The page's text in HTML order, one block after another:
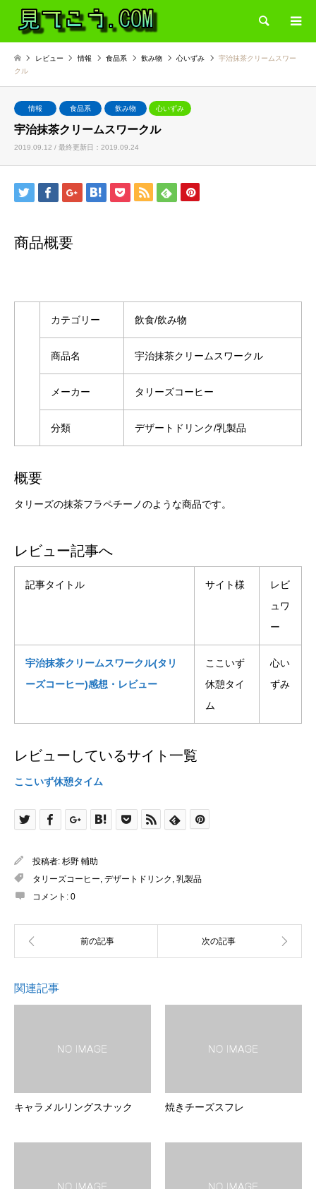
検索
レビュー 情報 食品系 飲み物 心いずみ
宇治抹茶クリームスワー
クル
情報 食品系 飲み物 心いずみ
宇治抹茶クリームスワークル
2019.09.12 / 最終更新日：2019.09.24
商品概要
カテゴリー 飲食/飲み物
商品名 宇治抹茶クリームスワークル
メーカー タリーズコーヒー
分類 デザートドリンク/乳製品
概要
タリーズの抹茶フラペチーノのような商品です。
レビュー記事へ
記事タイトル サイト様
レビ
ュワ
ー
宇治抹茶クリームスワークル(タリ
ーズコーヒー)感想・レビュー
ここいず
休憩タイ
ム
心い
ずみ
レビューしているサイト一覧
ここいず休憩タイム
投稿者: 杉野 輔助
タリーズコーヒー, デザートドリンク , 乳製品
コメント: 0
関連記事
キャラメルリングスナック 焼きチーズスフレ